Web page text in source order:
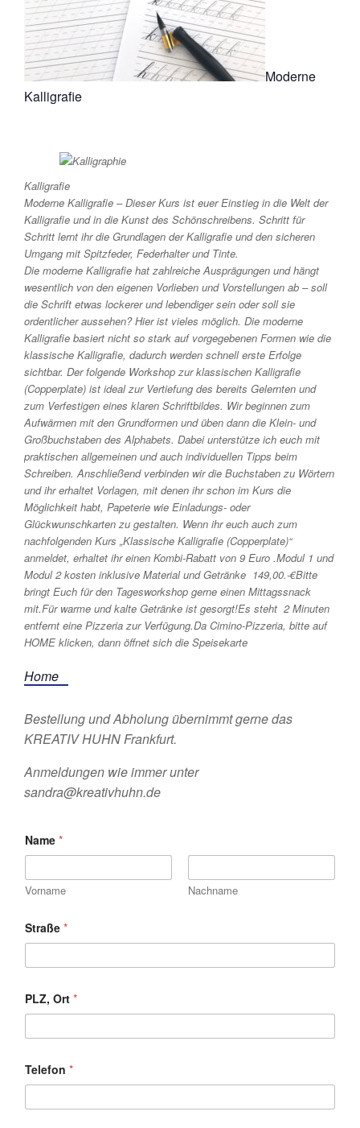
Moderne
Kalligrafie
Kalligrafie
Moderne Kalligrafie – Dieser Kurs ist euer Einstieg in die Welt der
Kalligrafie und in die Kunst des Schönschreibens. Schritt für
Schritt lernt ihr die Grundlagen der Kalligrafie und den sicheren
Umgang mit Spitzfeder, Federhalter und Tinte.
Die moderne Kalligrafie hat zahlreiche Ausprägungen und hängt
wesentlich von den eigenen Vorlieben und Vorstellungen ab – soll
die Schrift etwas lockerer und lebendiger sein oder soll sie
ordentlicher aussehen? Hier ist vieles möglich. Die moderne
Kalligrafie basiert nicht so stark auf vorgegebenen Formen wie die
klassische Kalligrafie, dadurch werden schnell erste Erfolge
sichtbar. Der folgende Workshop zur klassischen Kalligrafie
(Copperplate) ist ideal zur Vertiefung des bereits Gelernten und
zum Verfestigen eines klaren Schriftbildes. Wir beginnen zum
Aufwärmen mit den Grundformen und üben dann die Klein- und
Großbuchstaben des Alphabets. Dabei unterstütze ich euch mit
praktischen allgemeinen und auch individuellen Tipps beim
Schreiben. Anschließend verbinden wir die Buchstaben zu Wörtern
und ihr erhaltet Vorlagen, mit denen ihr schon im Kurs die
Möglichkeit habt, Papeterie wie Einladungs- oder
Glückwunschkarten zu gestalten. Wenn ihr euch auch zum
nachfolgenden Kurs „Klassische Kalligrafie (Copperplate)“
anmeldet, erhaltet ihr einen Kombi-Rabatt von 9 Euro .Modul 1 und
Modul 2 kosten inklusive Material und Getränke 149,00.-€Bitte
bringt Euch für den Tagesworkshop gerne einen Mittagssnack
mit.Für warme und kalte Getränke ist gesorgt!Es steht 2 Minuten
entfernt eine Pizzeria zur Verfügung.Da Cimino-Pizzeria, bitte auf
HOME klicken, dann öffnet sich die Speisekarte
Home
Bestellung und Abholung übernimmt gerne das
KREATIV HUHN Frankfurt.
Anmeldungen wie immer unter
sandra@kreativhuhn.de
Name *
Vorname Nachname
Straße *
PLZ, Ort *
Telefon *